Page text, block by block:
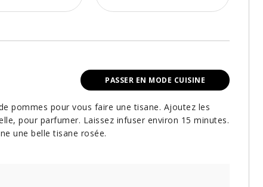
PASSER EN MODE CUISINE
pommes pour vous faire une tisane. Ajoutez les
pour parfumer. Laissez infuser environ 15 minutes.
une belle tisane rosée.